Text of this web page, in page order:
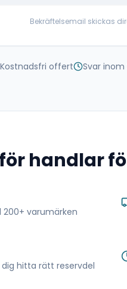
Bekräftelsemail skickas
Kostnadsfri offert Svar inom
handlar
varumärken
hitta rätt reservdel